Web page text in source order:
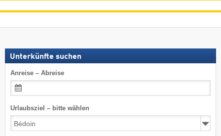
Unterkünfte suchen
Anreise – Abreise
Urlaubsziel – bitte wählen